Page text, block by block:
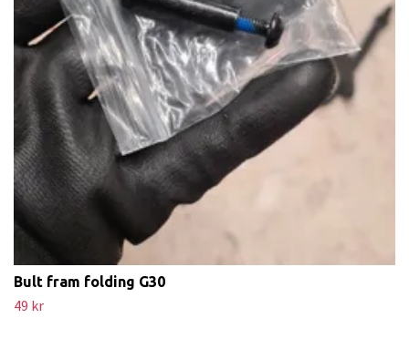
Bult fram folding G30
49 kr